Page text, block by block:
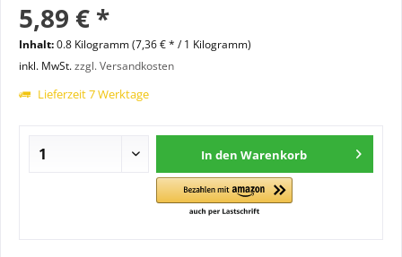
5,89 € *
Inhalt:0.8 Kilogramm (7,36 € * / 1 Kilogramm)
inkl. MwSt.zzgl. Versandkosten
Lieferzeit 7 Werktage
In den Warenkorb